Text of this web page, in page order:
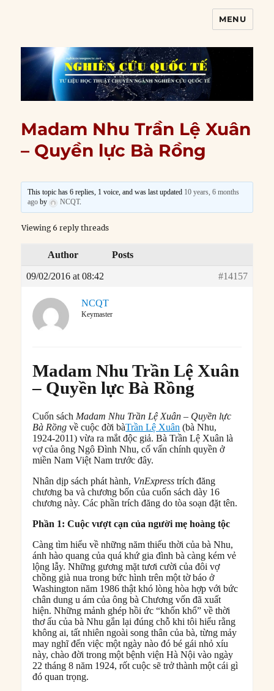
MENU
Madam Nhu Trần Lệ Xuân
– Quyền lực Bà Rồng
This topic has 6 replies, 1 voice, and was last updated 10 years, 6 months
agoby NCQT.
Viewing 6 reply threads
Author Posts
09/02/2016 at 08:42 #14157
NCQT
Keymaster
Madam Nhu Trần Lệ Xuân
– Quyền lực Bà Rồng
Cuốn sách Madam Nhu Trần Lệ Xuân – Quyền lực
Bà Rồng về cuộc đời bàTrần Lệ Xuân (bà Nhu,
1924-2011) vừa ra mắt độc giả. Bà Trần Lệ Xuân là
vợ của ông Ngô Đình Nhu, cố vấn chính quyền ở
miền Nam Việt Nam trước đây.
Nhân dịp sách phát hành, VnExpresstrích đăng
chương ba và chương bốn của cuốn sách dày 16
chương này. Các phần trích đăng do tòa soạn đặt tên.
Phần 1: Cuộc vượt cạn của người mẹ hoàng tộc
Càng tìm hiểu về những năm thiếu thời của bà Nhu,
ánh hào quang của quá khứ gia đình bà càng kém vẻ
lộng lẫy. Những gương mặt tươi cười của đôi vợ
chồng già nua trong bức hình trên một tờ báo ở
Washington năm 1986 thật khó lòng hòa hợp với bức
chân dung u ám của ông bà Chương vốn đã xuất
hiện. Những mảnh ghép hồi ức “khốn khổ” về thời
thơ ấu của bà Nhu gắn lại đúng chỗ khi tôi hiểu rằng
không ai, tất nhiên ngoài song thân của bà, từng mảy
may nghĩ đến việc một ngày nào đó bé gái nhỏ xíu
này, chào đời trong một bệnh viện Hà Nội vào ngày
22 tháng 8 năm 1924, rốt cuộc sẽ trở thành một cái gì
đó quan trọng.